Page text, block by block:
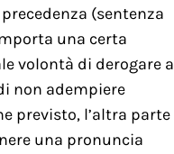
(sentenza
una certa
volontà di derogare a
non adempiere
previsto, l’altra parte
una pronuncia